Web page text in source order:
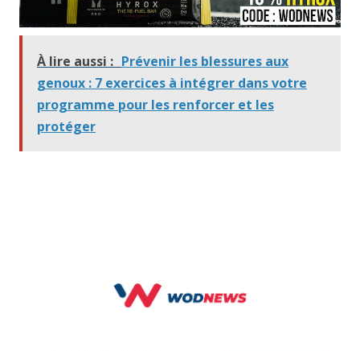
À lire aussi : Prévenir les blessures aux
genoux : 7 exercices à intégrer dans votre
programme pour les renforcer et les
protéger